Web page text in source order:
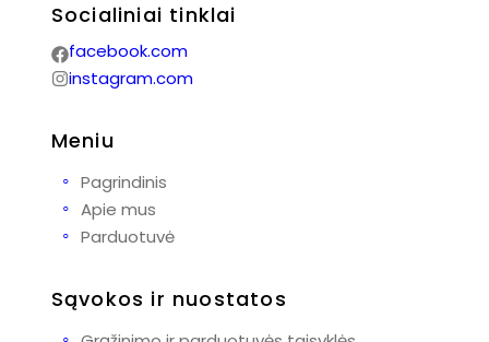
Socialiniai tinklai
facebook.com
instagram.com
Meniu
◦ Pagrindinis
◦ Apie mus
◦ Parduotuvė
Sąvokos ir nuostatos